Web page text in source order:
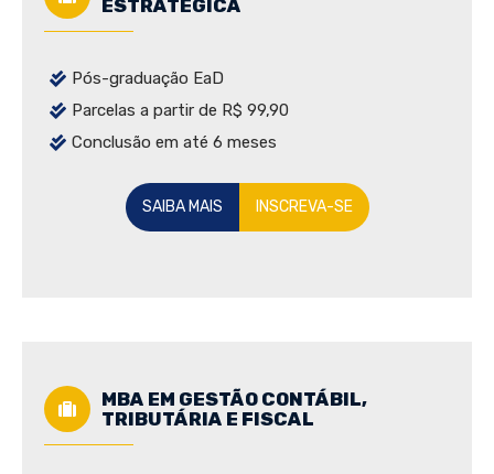
ESTRATÉGICA
Pós-graduação EaD
Parcelas a partir de R$ 99,90
Conclusão em até 6 meses
SAIBA MAIS INSCREVA-SE
MBA EM GESTÃO CONTÁBIL,
TRIBUTÁRIA E FISCAL